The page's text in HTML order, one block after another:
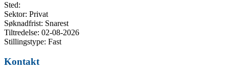
Sted:
Sektor: Privat
Søknadfrist: Snarest
Tiltredelse: 02-08-2026
Stillingstype: Fast
Kontakt